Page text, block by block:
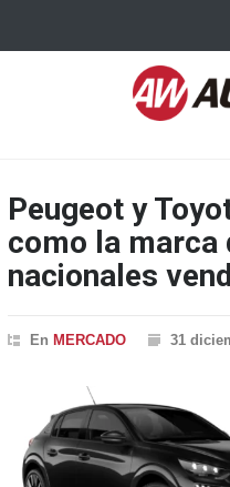
Peugeot y
como la marca
nacionales
En MERCADO 31